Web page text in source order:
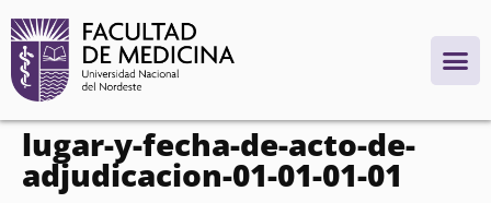
contenido
lugar-y-fecha-de-acto-de-
adjudicacion-01-01-01-01